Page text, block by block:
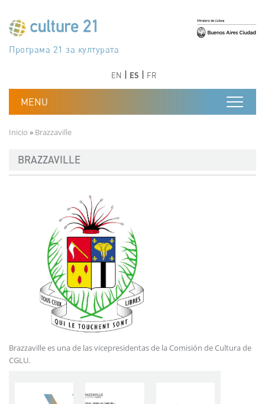
جدول أعمال القرن 21 للثقافة
Програма 21 за културата
Agenda 21 de la cultura
Agjenda 21 për kulturë
Agenda 21 van cultuur
Agenda 21 for culture
Kulturaren Agenda 21
Agenda 21 de la culture
Axenda 21 da cultura
Agenda 21 für Kultur
Agenda 21 della cultura
文化のためのアジェンダ21
دستورکار 21 برای فرهنگ
Agenda 21 dla kultury
Agenda 21 da cultura
Повестка дня 21 для культуры
Agenda 21 za kulturu
Agenda 21 de la cultura
Agenda 21 för kulturen
Kültür için Gündem 21
Порядок денний 21 для культури
EN ES FR
Ruta de navegación
Inicio Brazzaville
BRAZZAVILLE
Brazzaville es una de las vicepresidentas de la Comisión de Cultura de
CGLU.